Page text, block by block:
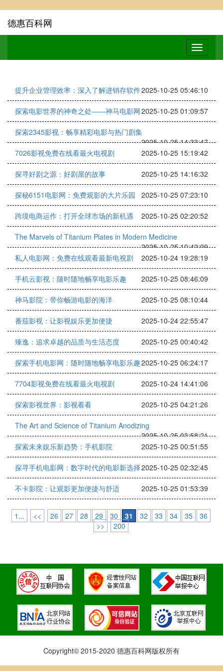
德惠百科网
提升企业管理效率：深入了解进销存软件2025-10-25 05:46:10
探索电影世界的神奇之处——神马电影网2025-10-25 01:09:57
探索2345影视：畅享精彩电影与热门剧集
2025-10-25 14:33:47
7026影视免费在线看最火电视剧
2025-10-25 15:19:42
探寻好剧之源：好剧屋的故事 2025-10-25 14:16:32
探秘6151电影网：免费观影的大片乐园 2025-10-25 07:23:10
跨境电商运作：打开全球市场的新机遇 2025-10-25 02:20:52
The Marvels of Titanium Plates in Modern Medicine
2025-10-25 10:42:09
私人电影网：免费在线观看最新电视剧
2025-10-24 19:28:19
手机云影视：随时随地畅享电影乐趣 2025-10-25 08:46:09
神马影院：带你畅游电影的海洋 2025-10-25 08:10:44
番茄影视：让影视娱乐更加便捷 2025-10-24 22:55:47
臻逸：追求卓越的品质与生活态度 2025-10-25 00:40:42
探索手机电影网：随时随地畅享电影乐趣2025-10-25 06:24:17
7704影视免费在线看最火电视剧 2025-10-24 14:41:06
探索影视世界：影视看看 2025-10-25 04:21:26
The Art and Science of Titanium Anodizing
2025-10-25 03:58:21
探索未来娱乐新趋势：手机影院
2025-10-25 00:51:55
探寻手机电影网：数字时代的电影新选择2025-10-25 02:32:45
不卡影院：让观影更加便捷与舒适 2025-10-25 01:53:39
1... << 26 27 28 29 30 31 32 33 34 35
36
>>
200
Copyright© 2015-2020 德惠百科网版权所有